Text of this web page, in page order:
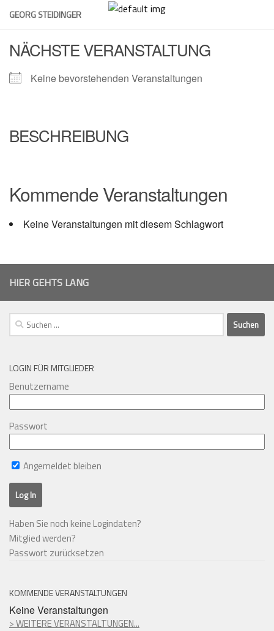
Skip
GEORG STEIDINGER
NÄCHSTE VERANSTALTUNG
Keine bevorstehenden Veranstaltungen
BESCHREIBUNG
Kommende Veranstaltungen
Keine Veranstaltungen mit diesem Schlagwort
HIER GEHTS LANG
Suchen
nach:
LOGIN FÜR MITGLIEDER
Benutzername
Passwort
Angemeldet bleiben
Haben Sie noch keine Logindaten?
Mitglied werden?
Passwort zurücksetzen
KOMMENDE VERANSTALTUNGEN
Keine Veranstaltungen
> WEITERE VERANSTALTUNGEN...